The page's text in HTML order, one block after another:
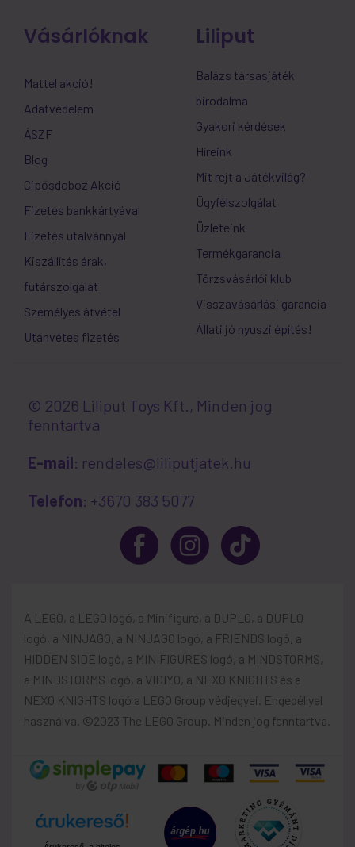
Vásárlóknak
Mattel akció!
Adatvédelem
ÁSZF
Blog
Cipősdoboz Akció
Fizetés bankkártyával
Fizetés utalvánnyal
Kiszállítás árak,
futárszolgálat
Személyes átvétel
Utánvétes fizetés
Liliput
Balázs társasjáték
birodalma
Gyakori kérdések
Híreink
Mit rejt a Játékvilág?
Ügyfélszolgálat
Üzleteink
Termékgarancia
Törzsvásárlói klub
Visszavásárlási garancia
Állati jó nyuszi építés!
© 2026 Liliput Toys Kft., Minden jog
fenntartva
E-mail: rendeles@liliputjatek.hu
Telefon: +3670 383 5077
A LEGO, a LEGO logó, a Minifigure, a DUPLO, a DUPLO
logó, a NINJAGO, a NINJAGO logó, a FRIENDS logó, a
HIDDEN SIDE logó, a MINIFIGURES logó, a MINDSTORMS,
a MINDSTORMS logó, a VIDIYO, a NEXO KNIGHTS és a
NEXO KNIGHTS logó a LEGO Group védjegyei. Engedéllyel
használva. ©2023 The LEGO Group. Minden jog fenntartva.